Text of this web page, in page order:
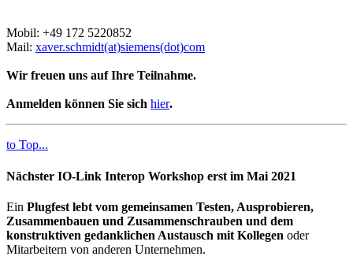
Mobil: +49 172 5220852
Mail: xaver.schmidt(at)siemens(dot)com
Wir freuen uns auf Ihre Teilnahme.
Anmelden können Sie sich hier.
to Top...
Nächster IO-Link Interop Workshop erst im Mai 2021
Ein Plugfest lebt vom gemeinsamen Testen, Ausprobieren,
Zusammenbauen und Zusammenschrauben und dem
konstruktiven gedanklichen Austausch mit Kollegen oder
Mitarbeitern von anderen Unternehmen.